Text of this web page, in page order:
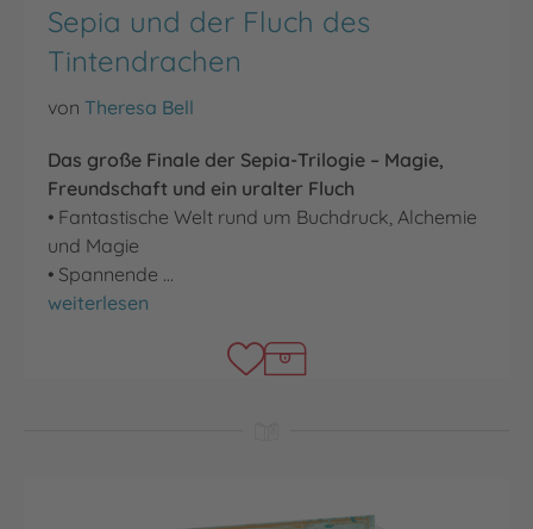
Sepia und der Fluch des
Tintendrachen
von Theresa Bell
Das große Finale der Sepia-Trilogie – Magie,
Freundschaft und ein uralter Fluch
• Fantastische Welt rund um Buchdruck, Alchemie
und Magie
• Spannende …
Sepia und der Fluch des Tintendrachen
weiterlesen